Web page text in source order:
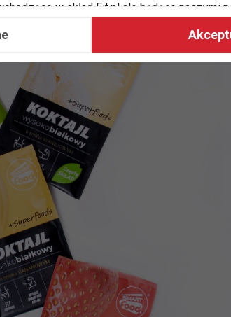
w skład Fit.pl ale będące naszymi
ukazujących się tam materiałów do
aby wykryć ewentualne boty, oszustwa
i zainteresowań,
nasze usługi i sprawić, że będą
przekazywać podmiotom
usług oraz podmiotom uprawnionym
– oczywiście tylko gdy wystąpią z
stron internetowych dane o ruchu